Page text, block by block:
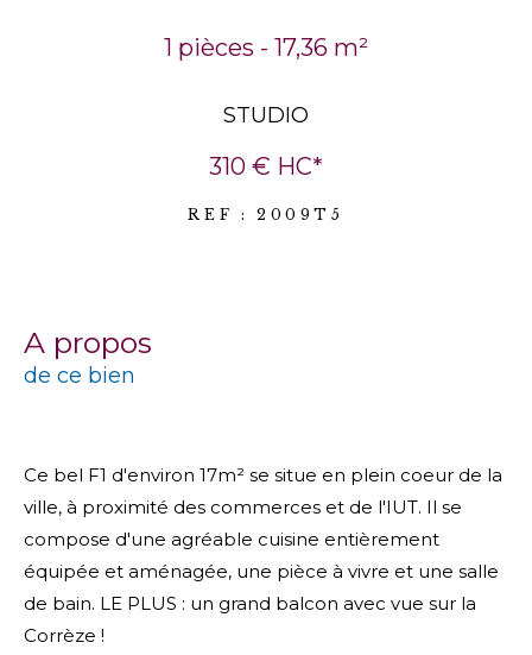
1 pièces - 17,36 m²
STUDIO
310 € HC*
REF : 2009T5
a propos
de ce bien
Ce bel F1 d'environ 17m² se situe en plein coeur de la
ville, à proximité des commerces et de l'IUT. Il se
compose d'une agréable cuisine entièrement
équipée et aménagée, une pièce à vivre et une salle
de bain. LE PLUS : un grand balcon avec vue sur la
Corrèze !